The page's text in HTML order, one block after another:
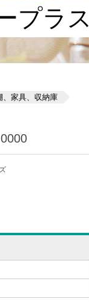
プラ
、家具、収納庫